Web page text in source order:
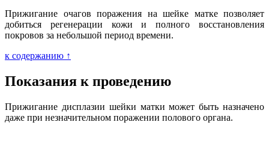
Прижигание очагов поражения на шейке матке позволяет
добиться регенерации кожи и полного восстановления
покровов за небольшой период времени.
к содержанию ↑
Показания к проведению
Прижигание дисплазии шейки матки может быть назначено
даже при незначительном поражении полового органа.